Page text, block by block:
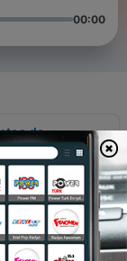
00:00
da
sociais